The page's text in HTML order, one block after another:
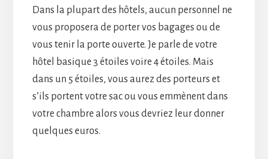
Dans la plupart des hôtels, aucun personnel ne
vous proposera de porter vos bagages ou de
vous tenir la porte ouverte. Je parle de votre
hôtel basique 3 étoiles voire 4 étoiles. Mais
dans un 5 étoiles, vous aurez des porteurs et
s’ils portent votre sac ou vous emmènent dans
votre chambre alors vous devriez leur donner
quelques euros.